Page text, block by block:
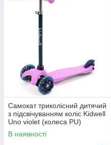
Самокат триколісний дитячий
з підсвічуванням коліс Kidwell
Uno violet (колеса PU)
Фіолетовий
В наявності